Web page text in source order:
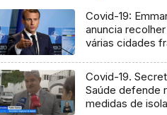
Covid-19:
anuncia
várias cidades
Covid-19.
Saúde defende
medidas de